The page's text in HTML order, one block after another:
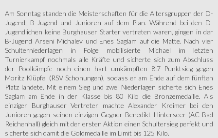
Am Sonntag standen die Meisterschaften für die Altersgruppen der D-
Jugend, B-Jugend und Junioren auf dem Plan. Während bei den D-
Jugendlichen keine Burghauser Starter vertreten waren, gingen in der
B-Jugend Arseni Michalev und Enes Saglam auf die Matte. Nach vier
Schulterniederlagen in Folge mobilisierte Michael im letzten
Turnierkampf nochmals alle Kräfte und sicherte sich zum Abschluss
der Poolkämpfe noch einen hart umkämpften 8:7 Punktsieg gegen
Moritz Klüpfel (RSV Schonungen), sodass er am Ende auf dem fünften
Platz landete. Mit einem Sieg und zwei Niederlagen sicherte sich Enes
Saglam am Ende in der Klasse bis 80 Kilo die Bronzemedaille. Als
einziger Burghauser Vertreter machte Alexander Kreimer bei den
Junioren gegen seinen einzigen Gegner Benedikt Hinterseer (AC Bad
Reichenhall) gleich mit der ersten Aktion einen Schultersieg perfekt und
sicherte sich damit die Goldmedaille im Limit bis 125 Kilo.